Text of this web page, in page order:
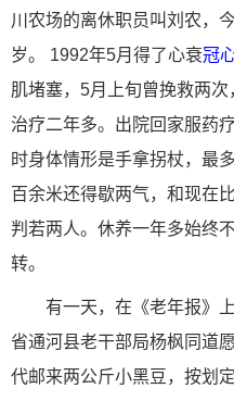
川农场的离休职员叫刘农，
岁。 1992年5月得了心衰冠
肌堵塞，5月上旬曾挽救两次
治疗二年多。出院回家服药
时身体情形是手拿拐杖，最
百余米还得歇两气，和现在
判若两人。休养一年多始终
转。
有一天，在《老年报》上
省通河县老干部局杨枫同道
代邮来两公斤小黑豆，按划